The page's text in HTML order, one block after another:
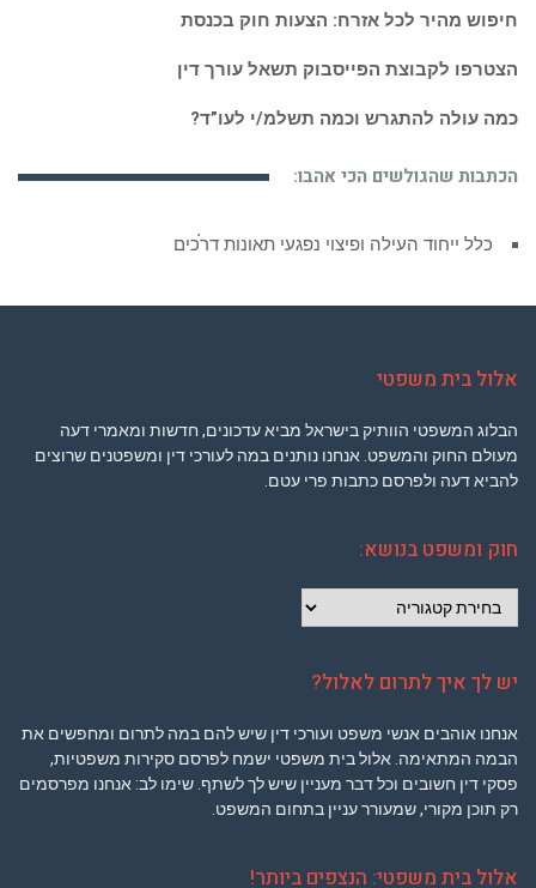
חיפוש מהיר לכל אזרח: הצעות חוק בכנסת
הצטרפו לקבוצת הפייסבוק תשאל עורך דין
כמה עולה להתגרש וכמה תשלמ/י לעו”ד?
הכתבות שהגולשים הכי אהבו:
כלל ייחוד העילה ופיצוי נפגעי תאונות דרכים
אלול בית משפטי
הבלוג המשפטי הוותיק בישראל מביא עדכונים, חדשות ומאמרי דעה
מעולם החוק והמשפט. אנחנו נותנים במה לעורכי דין ומשפטנים שרוצים
להביא דעה ולפרסם כתבות פרי עטם.
חוק ומשפט בנושא:
ומשפט
יש לך איך לתרום לאלול?
אנחנו אוהבים אנשי משפט ועורכי דין שיש להם במה לתרום ומחפשים את
הבמה המתאימה. אלול בית משפטי ישמח לפרסם סקירות משפטיות,
פסקי דין חשובים וכל דבר מעניין שיש לך לשתף. שימו לב: אנחנו מפרסמים
רק תוכן מקורי, שמעורר עניין בתחום המשפט.
אלול בית משפטי: הנצפים ביותר!